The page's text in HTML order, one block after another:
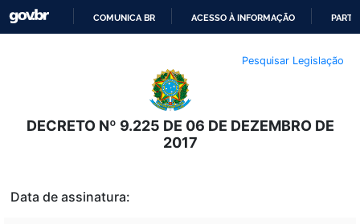
O
CONTEÚDO
COMUNICA BR ACESSO À INFORMAÇÃO
Pesquisar Legislação
DECRETO Nº 9.225 DE 06 DE DEZEMBRO DE
2017
Data de assinatura: